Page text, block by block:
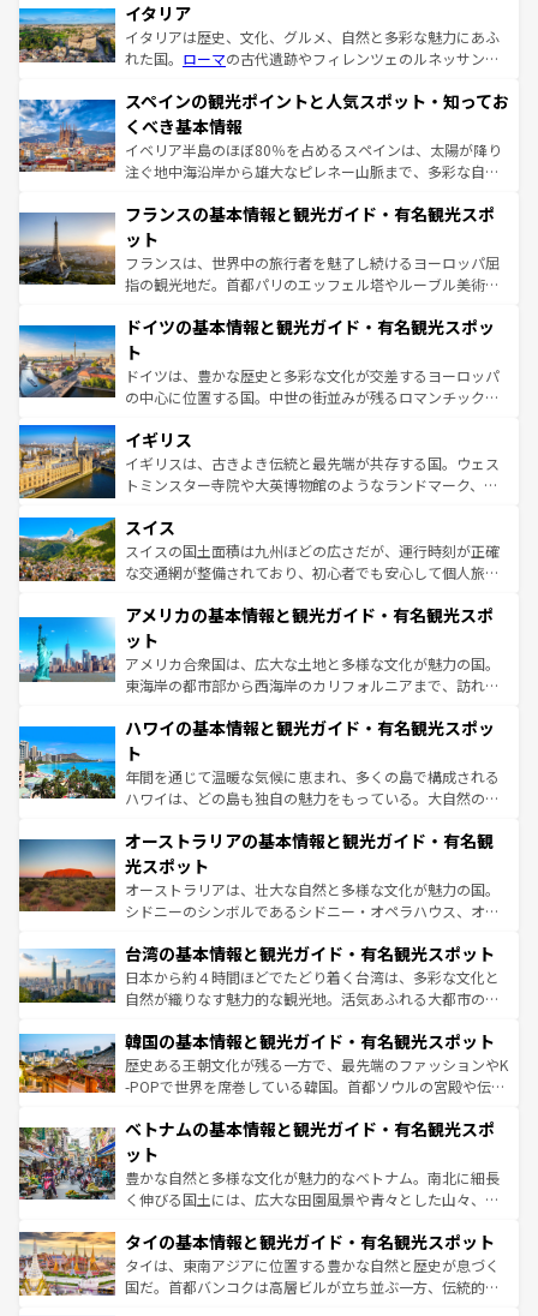
イタリア
イタリアは歴史、文化、グルメ、自然と多彩な魅力にあふ
れた国。 ローマの古代遺跡やフィレンツェのルネッサンス
ろん、トスカーナの美しい田園風景やアマルフィ海岸の絶
景など、自然景観も見逃せない。観光の合間には、本場の
ピザやパスタなど、絶品のイタリア料理を堪能することも
できる。朝目覚めてから夜眠るまで、すべての瞬間を楽し
なお、新着のイタリア情報はコンテンツ一覧を参照してほ
しい。
スペインの観光ポイントと人気スポット・知ってお
くべき基本情報
イベリア半島のほぼ80％を占めるスペインは、太陽が降り
注ぐ地中海沿岸から雄大なピレネー山脈まで、多彩な自然
文化が根付くこの国では、情熱的なフラメンコ、熱気あふ
れる闘牛、そして美味しいタパスが生活の一部となってい
る。首都マドリードの洗練された雰囲気や、バルセロナの
アートに溢れた街角から、地方では古代ローマ遺跡や中世
せる。地方によって風土や気候が異なるスペインはその個
ンテンツ一覧 を参照してほしい。
フランスの基本情報と観光ガイド・有名観光スポ
ット
フランスは、世界中の旅行者を魅了し続けるヨーロッパ屈
指の観光地だ。首都パリのエッフェル塔やルーブル美術館
で、幅広い魅力が詰まっている。華麗な宮殿、歴史的な大
聖堂、美しいビーチ、そして豊かな自然が、訪れる者を心
から魅了する。また、フランスは美食の国としても知ら
れ、フランス料理はユネスコ無形文化遺産にも登録されて
香り高いラベンダー畑など、多彩な楽しみ方が可能だ。さ
らに、パリ以外の地域にも魅力が溢れており、どの街角に
も豊かな歴史と文化が息づいている。パリ以外の個性あふ
を参照してほしい。
ドイツの基本情報と観光ガイド・有名観光スポッ
ト
ドイツは、豊かな歴史と多彩な文化が交差するヨーロッパ
の中心に位置する国。中世の街並みが残るロマンチック街
顔を持つこの国は、どこを歩いても飽きることがない。ベ
ルリンの文化的活気、バイエルン州のアルプスの絶景、そ
してライン川沿いのワイン畑といった風景は必見。ビール
は、お酒好きな人にはぜひ体験してほしい。 なお、新着の
ドイツ情報はコンテンツ一覧を参照してほしい。
イギリス
イギリスは、古きよき伝統と最先端が共存する国。ウェス
トミンスター寺院や大英博物館のようなランドマーク、歴
リアごとに異なる魅力がある。また、優雅なアフタヌーン
ティー、ビール好きにはたまらない英国パブ、サッカー観
戦など、本場だからこそできる体験も豊富。イギリスを旅
ンツ一覧を参照してほしい。
スイス
スイスの国土面積は九州ほどの広さだが、運行時刻が正確
な交通網が整備されており、初心者でも安心して個人旅行
の建物がそのまま残る町や、スイスならではのユニークな
博物館もあり、アルプス観光だけでなく町歩きも満喫する
ことができる。国民の所得が高いため物価も高いが、旅行
者向けの交通パス提供のサービスもあり、うまく活用すれ
着のスイス情報はコンテンツ一覧を参照してほしい。
アメリカの基本情報と観光ガイド・有名観光スポ
ット
アメリカ合衆国は、広大な土地と多様な文化が魅力の国。
東海岸の都市部から西海岸のカリフォルニアまで、訪れる
のような巨大都市は、観光、ショッピング、エンターテイ
ンメントが詰まった刺激的なスポットだ。一方、アメリカ
西部には大自然が広がり、グランドキャニオンやイエロー
ストーン国立公園といった絶景が堪能できる。さらに、南
文化が魅力。旅行者はアメリカの各地域で異なる魅力を楽
しみながら、その多様性と豊かな歴史を感じることができ
るだろう。車でのロードトリップや列車の旅も、アメリカ
ならではの贅沢な旅のスタイルだ。 なお、新着のアメリカ
情報は コンテンツ一覧 を参照してほしい。
ハワイの基本情報と観光ガイド・有名観光スポッ
ト
年間を通じて温暖な気候に恵まれ、多くの島で構成される
ハワイは、どの島も独自の魅力をもっている。大自然の神
ワイ島は見逃せない。また、定番の観光地といえばオアフ
島だが、静かな自然を求めるならマウイ島やカウアイ島が
おすすめ。エメラルドグリーンに輝く海をはじめ、豊かな
文化や歴史が息づいている。「アロハスピリット」と呼ば
人々、おいしいローカルフードやハワイアンミュージッ
ク、伝統的なフラダンスなど、すべてがハワイの魅力を彩
っている。訪れるたびに新しい発見と感動が待っているハ
はコンテンツ一覧を参照してほしい。
オーストラリアの基本情報と観光ガイド・有名観
光スポット
オーストラリアは、壮大な自然と多様な文化が魅力の国。
シドニーのシンボルであるシドニー・オペラハウス、オー
リアリーフや大陸中央部にそびえるウルル（エアーズロッ
ク）、タスマニアの美しい原生林やケアンズの熱帯雨林な
ど、見どころがたくさん。また、カフェやワイン、オージ
いる。アクティビティも充実しており、サーフィンやダイ
ビング、ハイキングなど、アウトドア好きにはたまらな
い。オーストラリアの多彩な魅力を存分に味わいつくそ
参照してほしい。
台湾の基本情報と観光ガイド・有名観光スポット
日本から約４時間ほどでたどり着く台湾は、多彩な文化と
自然が織りなす魅力的な観光地。活気あふれる大都市の台
ン）、静ひつな山岳地帯である台湾東部など、都市の喧騒
と山間の静けさが共存しており、訪れる人に新しい発見と
驚きをもたらしてくれる。また、奥深い台湾の食文化も魅
容にもいいと評判のスイーツなど、バラエティ豊かな料理
照してほしい。
韓国の基本情報と観光ガイド・有名観光スポット
歴史ある王朝文化が残る一方で、最先端のファッションやK
-POPで世界を席巻している韓国。首都ソウルの宮殿や伝統
き、地方に足を延ばせば四季折々の自然美を楽しむことが
できる。そして、キムチや焼肉、絶品のストリートフード
まで、さまざまな韓国料理が待っている。夜には、韓国な
らではのナイトライフも堪能できる。あたたかいホスピタ
わってみてほしい。 なお、新着の韓国情報はコンテンツ一
覧 を参照してほしい。
ベトナムの基本情報と観光ガイド・有名観光スポ
ット
豊かな自然と多様な文化が魅力的なベトナム。南北に細長
く伸びる国土には、広大な田園風景や青々とした山々、世
急速な発展と共に伝統が息づく。ハノイの古い町並みやホ
ーチミン市のフランス統治時代の建物も、独特の雰囲気を
醸し出している。また、バラエティの豊かさとおいしさで
タイの基本情報と観光ガイド・有名観光スポット
タイは、東南アジアに位置する豊かな自然と歴史が息づく
国だ。首都バンコクは高層ビルが立ち並ぶ一方、伝統的な